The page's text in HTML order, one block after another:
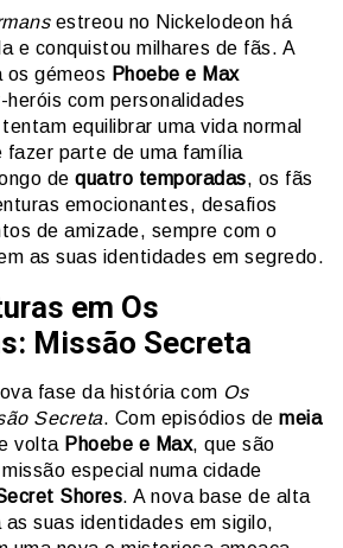
estreou no Nickelodeon há
e conquistou milhares de fãs. A
os gémeos Phoebe e Max
heróis com personalidades
equilibrar uma vida normal
fazer parte de uma família
de quatro temporadas, os fãs
emocionantes, desafios
de amizade, sempre com o
as suas identidades em segredo.
em Os
Missão Secreta
fase da história com Os
Secreta. Com episódios de meia
volta Phoebe e Max, que são
especial numa cidade
Shores. A nova base de alta
suas identidades em sigilo,